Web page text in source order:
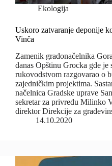
Ekologija
Uskoro zatvaranje deponije
Vinča
Zamenik gradonačelnika
danas Opštinu Grocka gde je
rukovodstvom razgovarao o
zajedničkim projektima.
načelnica Gradske uprave
sekretar za privredu Milinko
direktor Direkcije za
14.10.2020